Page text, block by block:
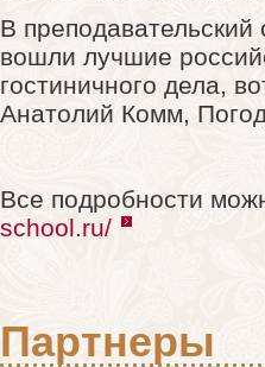
В
вошли лучшие
гостиничного дела,
Анатолий Комм,
Все подробности
school.ru/
Партнеры